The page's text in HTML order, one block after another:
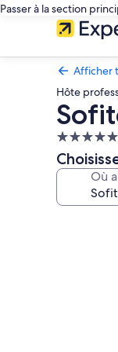
Passer à la section
Afficher
Hôte
5.0 étoiles
Où